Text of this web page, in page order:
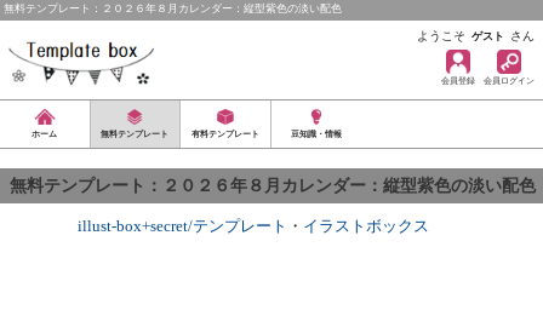
無料テンプレート：２０２６年８月カレンダー：縦型紫色の淡い配色
ようこそ ゲスト さん
会員登録 会員ログイン
ホーム 無料テンプレート 有料テンプレート 豆知識・情報
無料テンプレート：２０２６年８月カレンダー：縦型紫色の淡い配色
illust-box+secret/テンプレート ・ イラストボックス